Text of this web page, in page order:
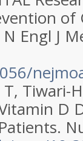
of
Engl J
Tiwari-
D